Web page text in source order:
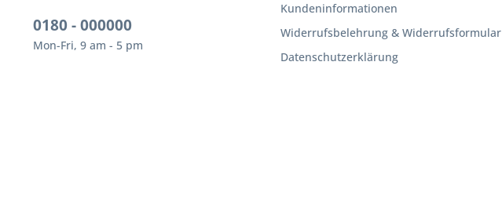
0180 - 000000
Mon-Fri, 9 am - 5 pm
Kundeninformationen
Widerrufsbelehrung & Widerrufsformular
Datenschutzerklärung